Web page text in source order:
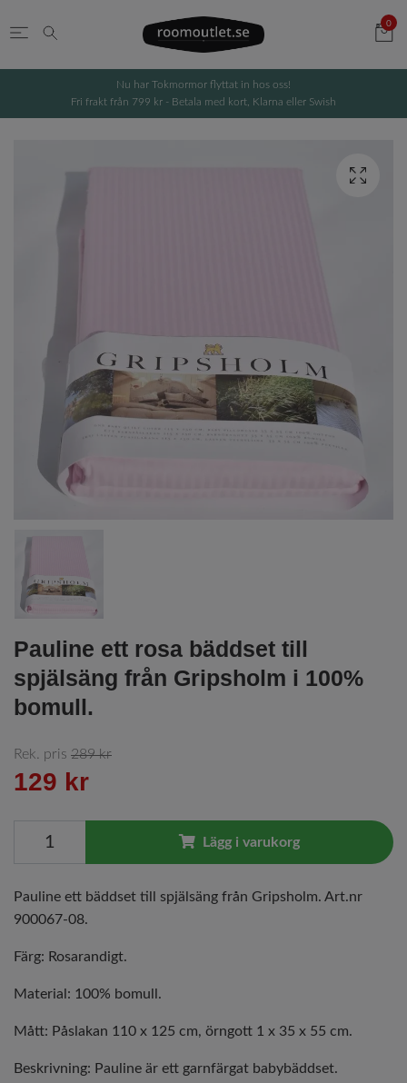
0
Nu har Tokmormor flyttat in hos oss!
Fri frakt från 799 kr - Betala med kort, Klarna eller Swish
Pauline ett rosa bäddset till
spjälsäng från Gripsholm i 100%
bomull.
Rek. pris 289 kr
129 kr
Lägg i varukorg
Pauline ett bäddset till spjälsäng från Gripsholm. Art.nr
900067-08.
Färg: Rosarandigt.
Material: 100% bomull.
Mått: Påslakan 110 x 125 cm, örngott 1 x 35 x 55 cm.
Beskrivning: Pauline är ett garnfärgat babybäddset.